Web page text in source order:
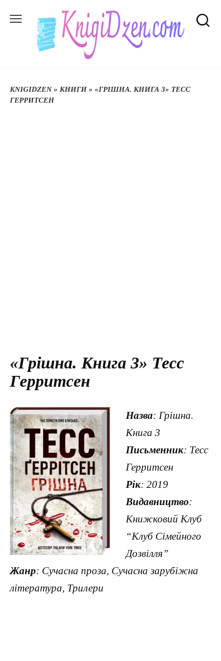
до
KNIGIDZEN» КНИГИ » «ГРIШНА. КНИГА 3» ТЕСС
ГЕРРИТСЕН
«Грiшна. Книга 3» Тесс
Герритсен
Назва: Грiшна.
Книга 3
Письменник: Тесс
Герритсен
Рік: 2019
Видавництво:
Книжковий Клуб
“Клуб Сімейного
Дозвілля”
Жанр: Сучасна проза, Сучасна зарубіжна
література, Трилери